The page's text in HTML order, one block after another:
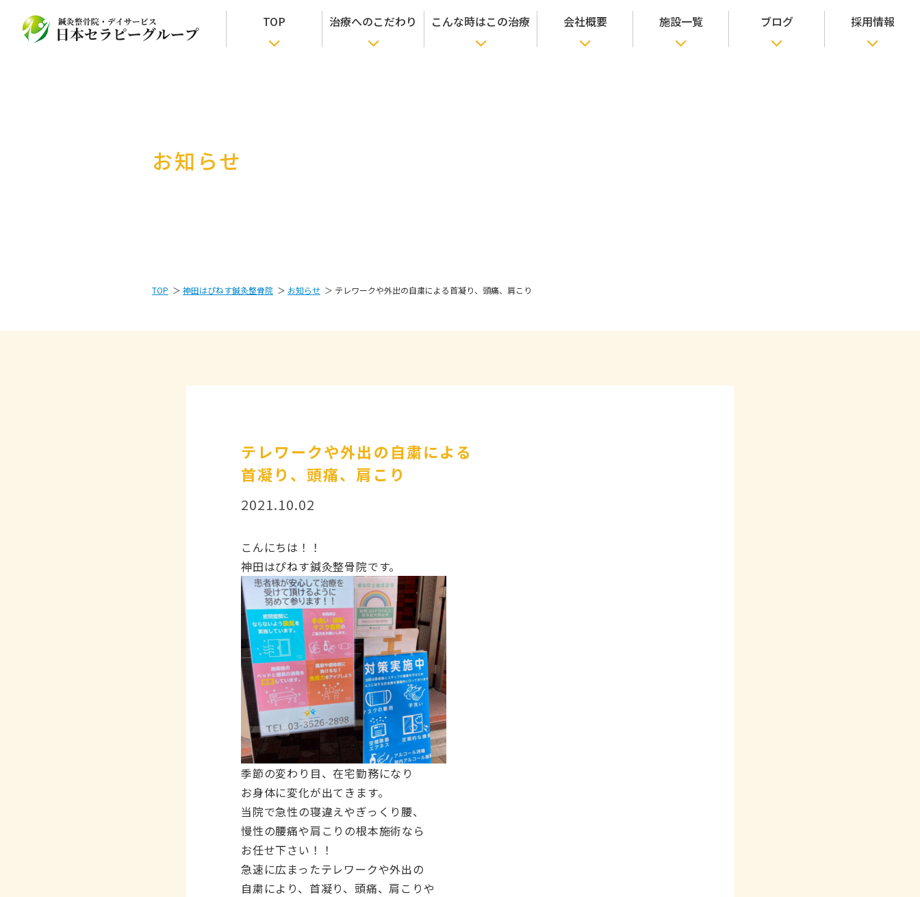
TOP 治療へのこだわり こんな時はこの治療 会社概要 施設一覧 ブログ 採用情報
お知らせ
TOP 神田はぴねす鍼灸整骨院 お知らせ テレワークや外出の自粛による首凝り、頭痛、肩こり
テレワークや外出の自粛による
首凝り、頭痛、肩こり
2021.10.02
こんにちは！！
神田はぴねす鍼灸整骨院です。
季節の変わり目、在宅勤務になり
お身体に変化が出てきます。
当院で急性の寝違えやぎっくり腰、
慢性の腰痛や肩こりの根本施術なら
お任せ下さい！！
急速に広まったテレワークや外出の
自粛により、首凝り、頭痛、肩こりや